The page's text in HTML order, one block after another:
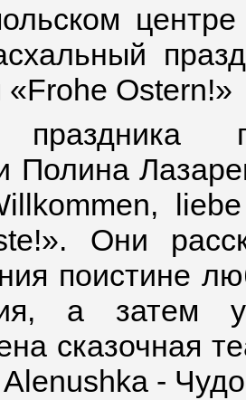
Ostern!»
праздника
Полина
Они
поистине
а затем
сказочная
-